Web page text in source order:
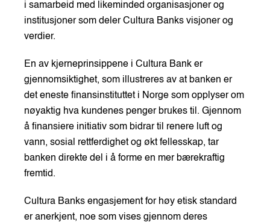
i samarbeid med likeminded organisasjoner og
institusjoner som deler Cultura Banks visjoner og
verdier.
En av kjerneprinsippene i Cultura Bank er
gjennomsiktighet, som illustreres av at banken er
det eneste finansinstituttet i Norge som opplyser om
nøyaktig hva kundenes penger brukes til. Gjennom
å finansiere initiativ som bidrar til renere luft og
vann, sosial rettferdighet og økt fellesskap, tar
banken direkte del i å forme en mer bærekraftig
fremtid.
Cultura Banks engasjement for høy etisk standard
er anerkjent, noe som vises gjennom deres